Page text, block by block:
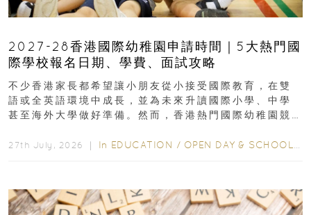
2027-28香港國際幼稚園申請時間｜5大熱門國
際學校報名日期、學費、面試攻略
不少香港家長都希望讓小朋友從小接受國際教育，在雙
語或全英語環境中成長，並為未來升讀國際小學、中學
甚至海外大學做好準備。然而，香港熱門國際幼稚園競
27th July, 2026 ｜ In EDUCATION / OPEN DAY & SCHOOL EVENTS